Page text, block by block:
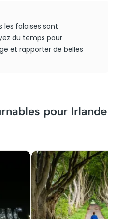
les falaises sont
du temps pour
et rapporter de belles
pour Irlande